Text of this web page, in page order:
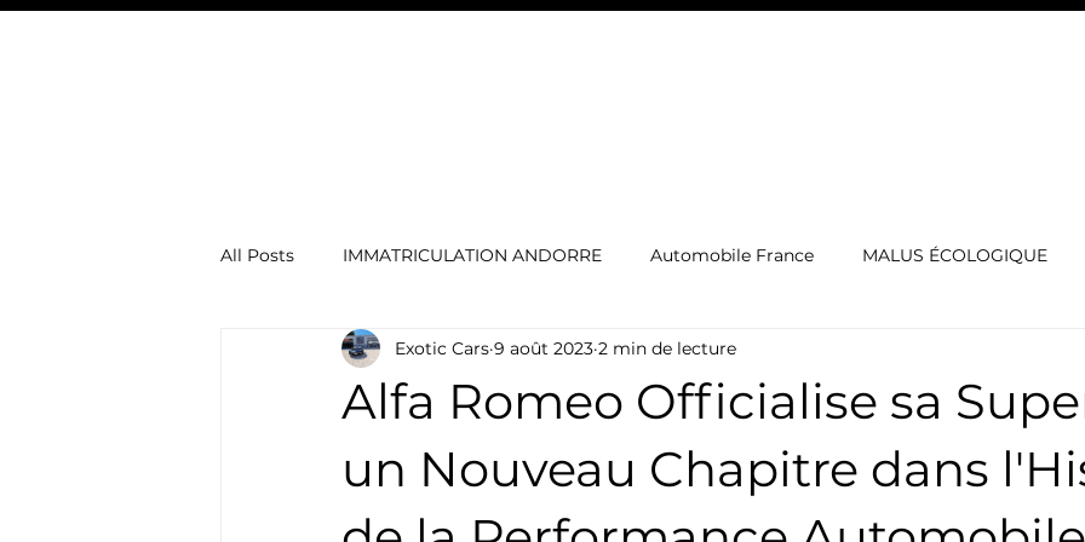
All Posts IMMATRICULATION ANDORRE Automobile France MALUS ÉCOLOGIQUE
Voitures électriques conciergerie voiture de luxe
Voitures de sport cotxe de luxe Automòbil
Alfa Romeo Officialise sa
un Nouveau Chapitre dans
Exotic Cars 9 août 2023 2 min de lecture